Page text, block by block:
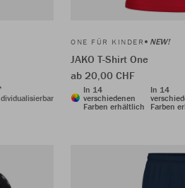
ONE FÜR KINDER NEW!
JAKO T-Shirt One
ab 20,00 CHF
In 14
verschiedenen
Farben erhältlich
In 14
Farben